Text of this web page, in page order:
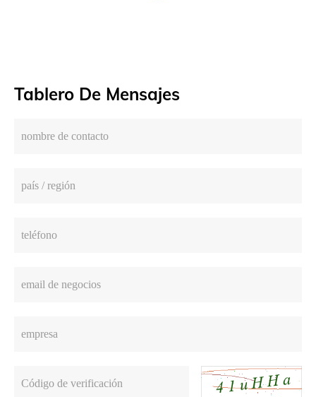
Tablero De Mensajes
nombre de contacto
país / región
teléfono
email de negocios
empresa
Código de verificación